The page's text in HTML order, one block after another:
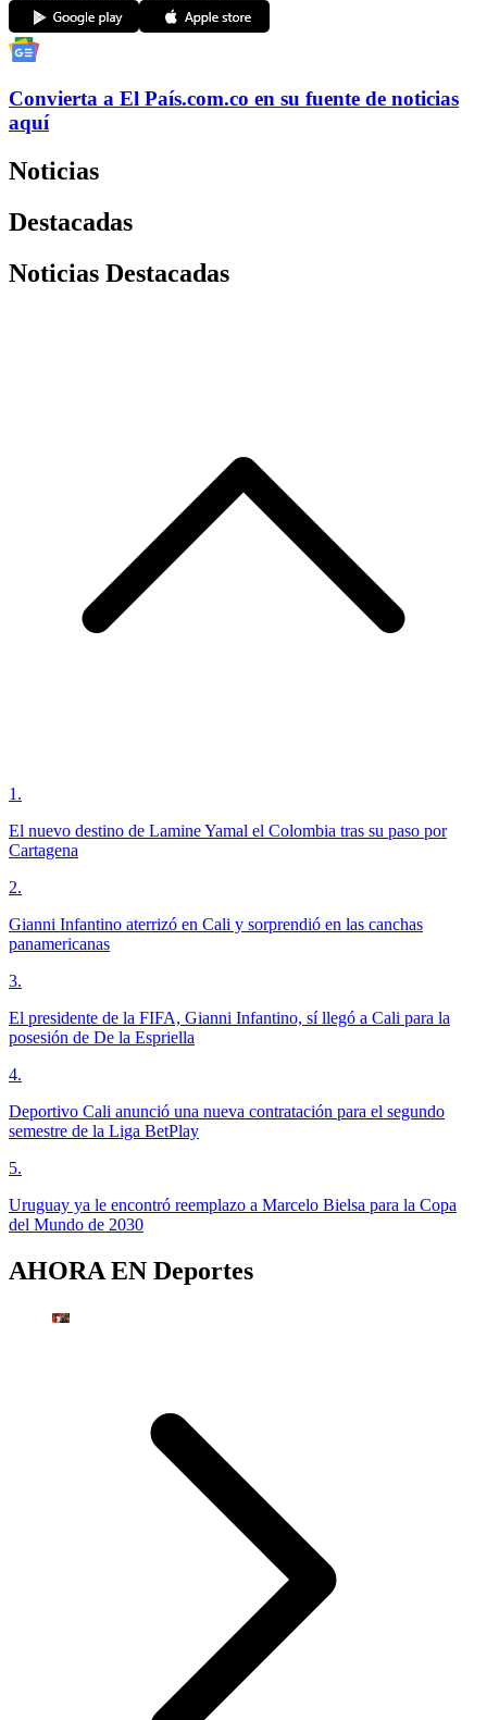
Convierta a El País.com.co en su fuente de noticias
aquí
Noticias
Destacadas
Noticias Destacadas
1 .
El nuevo destino de Lamine Yamal el Colombia tras su paso por
Cartagena
2.
Gianni Infantino aterrizó en Cali y sorprendió en las canchas
panamericanas
3.
El presidente de la FIFA, Gianni Infantino, sí llegó a Cali para la
posesión de De la Espriella
4.
Deportivo Cali anunció una nueva contratación para el segundo
semestre de la Liga BetPlay
5.
Uruguay ya le encontró reemplazo a Marcelo Bielsa para la Copa
del Mundo de 2030
AHORA EN Deportes